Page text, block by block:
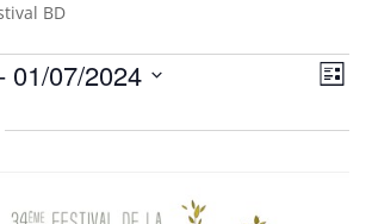
BD
Liste
- 01/07/2024